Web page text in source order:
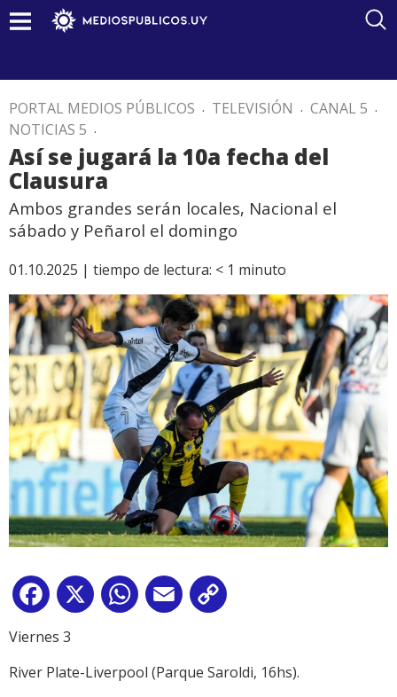
PORTAL MEDIOS PÚBLICOS . TELEVISIÓN . CANAL 5 .
NOTICIAS 5 .
Así se jugará la 10a fecha del
Clausura
Ambos grandes serán locales, Nacional el
sábado y Peñarol el domingo
01.10.2025 | tiempo de lectura: < 1 minuto
Facebook
X WhatsApp
Email
Viernes 3
River Plate-Liverpool (Parque Saroldi, 16hs).